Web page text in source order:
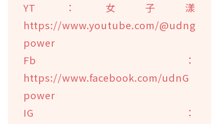
YT：女子漾
https://www.youtube.com/@udng
power
Fb：
https://www.facebook.com/udnG
power
IG：